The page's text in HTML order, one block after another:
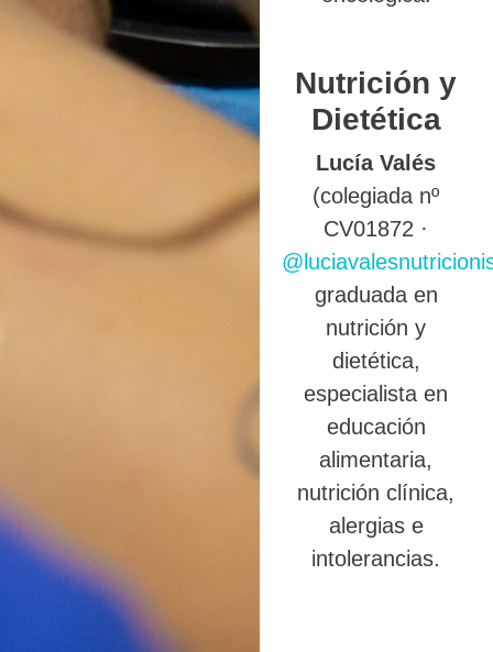
Nutrición y
Dietética
Lucía Valés
(colegiada nº
CV01872 ·
graduada en
nutrición y
dietética,
especialista en
educación
alimentaria,
nutrición clínica,
alergias e
intolerancias.